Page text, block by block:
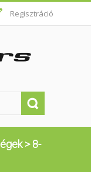
Regisztráció
>8-